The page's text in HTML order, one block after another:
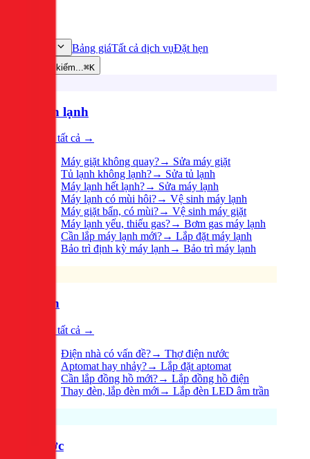
Bảng giáTất cả dịch vụĐặt hẹn
Tìm kiếm...⌘K
Điện lạnh
Xem tất cả →
Máy giặt không quay?→ Sửa máy giặt
Tủ lạnh không lạnh?→ Sửa tủ lạnh
Máy lạnh hết lạnh?→ Sửa máy lạnh
Máy lạnh có mùi hôi?→ Vệ sinh máy lạnh
Máy giặt bẩn, có mùi?→ Vệ sinh máy giặt
Máy lạnh yếu, thiếu gas?→ Bơm gas máy lạnh
Cần lắp máy lạnh mới?→ Lắp đặt máy lạnh
Bảo trì định kỳ máy lạnh→ Bảo trì máy lạnh
Điện
Xem tất cả →
Điện nhà có vấn đề?→ Thợ điện nước
Aptomat hay nhảy?→ Lắp đặt aptomat
Cần lắp đồng hồ mới?→ Lắp đồng hồ điện
Thay đèn, lắp đèn mới → Lắp đèn LED âm trần
Nước